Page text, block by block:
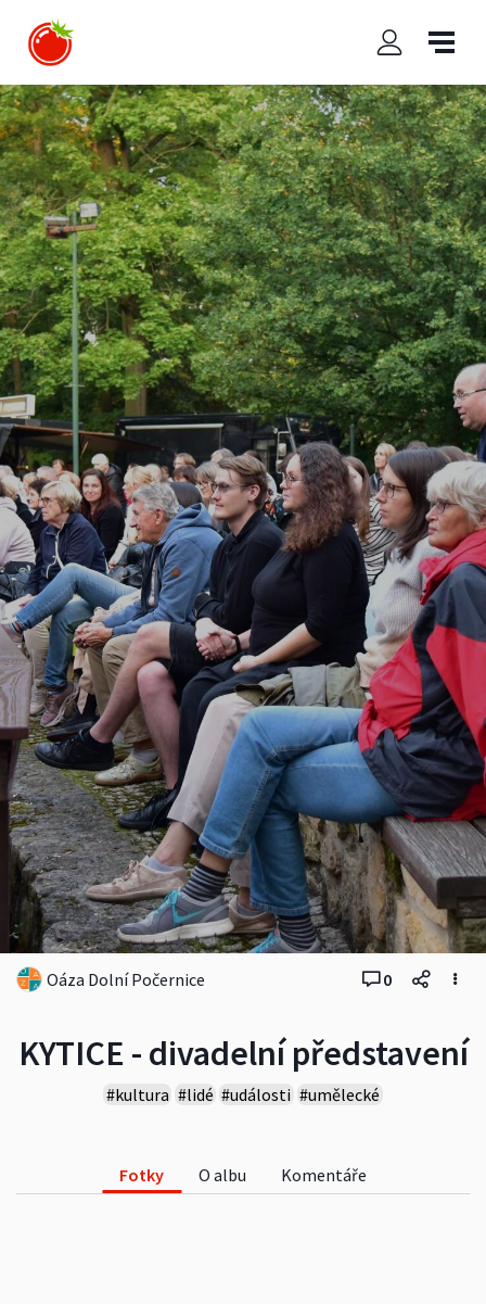
KYTICE - divadelní představení
#kultura #lidé #události #umělecké
Oáza Dolní Počernice 0
Fotky O albu Komentáře